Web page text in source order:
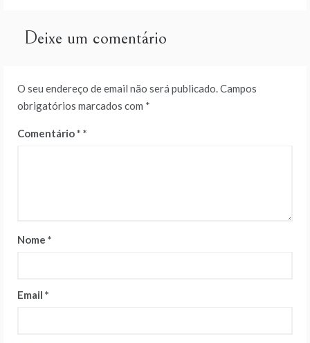
artigos
Deixe um comentário
O seu endereço de email não será publicado.Campos
obrigatórios marcados com *
Comentário*
Nome *
Email *